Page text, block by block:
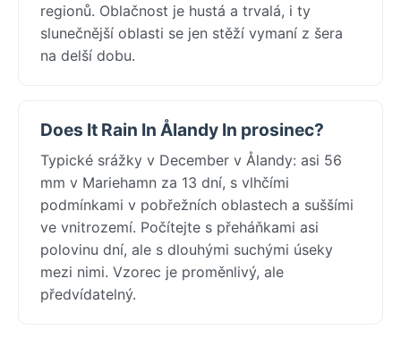
regionů. Oblačnost je hustá a trvalá, i ty
slunečnější oblasti se jen stěží vymaní z šera
na delší dobu.
Does It Rain In Ålandy In prosinec?
Typické srážky v December v Ålandy: asi 56
mm v Mariehamn za 13 dní, s vlhčími
podmínkami v pobřežních oblastech a suššími
ve vnitrozemí. Počítejte s přeháňkami asi
polovinu dní, ale s dlouhými suchými úseky
mezi nimi. Vzorec je proměnlivý, ale
předvídatelný.